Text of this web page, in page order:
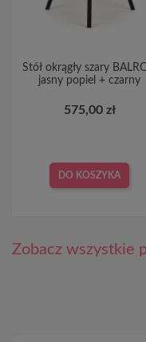
Stół okrągły szary
jasny popiel + czarny
575,00 zł
DO KOSZYKA
Zobacz wszystkie